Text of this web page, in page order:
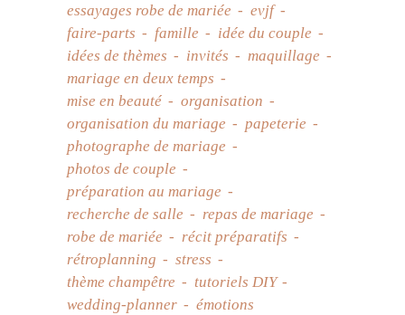
essayages robe de mariée
evjf
faire-parts
famille
idée du couple
idées de thèmes
invités
maquillage
mariage en deux temps
mise en beauté
organisation
organisation du mariage
papeterie
photographe de mariage
photos de couple
préparation au mariage
recherche de salle
repas de mariage
robe de mariée
récit préparatifs
rétroplanning
stress
thème champêtre
tutoriels DIY
wedding-planner
émotions